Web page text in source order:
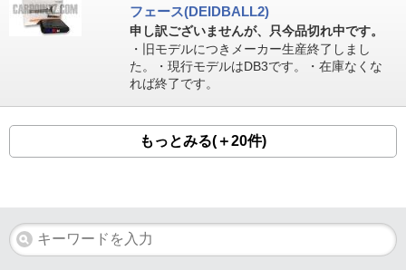
フェース(DEIDBALL2)
申し訳ございませんが、只今品切れ中です。
・旧モデルにつきメーカー生産終了しまし
た。・現行モデルはDB3です。・在庫なくな
れば終了です。
もっとみる(＋20件)